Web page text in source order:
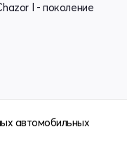
I - поколение
автомобильных